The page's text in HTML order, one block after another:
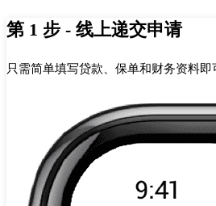
第 1 步 - 线上递交申请
只需简单填写贷款、保单和财务资料即